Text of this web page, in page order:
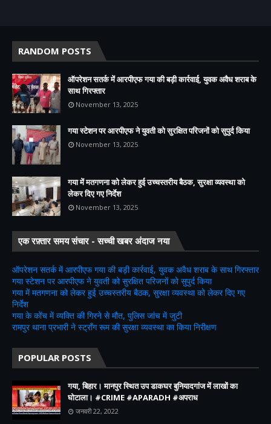
RANDOM POSTS
ऑपरेशन सतर्क में आरपीएफ गया की बड़ी कार्रवाई, युवक अवैध शराब के
साथ गिरफ्तार
November 13, 2025
गया स्टेशन पर आरपीएफ ने युवती को सुरक्षित परिजनों को सुपुर्द किया
November 13, 2025
गया में मतगणना को लेकर हुई उच्चस्तरीय बैठक, सुरक्षा व्यवस्था को
लेकर दिए गए निर्देश
November 13, 2025
एक रफ़्तार समय संचार - सच्ची खबर अंदाज नया
ऑपरेशन सतर्क में आरपीएफ गया की बड़ी कार्रवाई, युवक अवैध शराब के साथ गिरफ्तार
गया स्टेशन पर आरपीएफ ने युवती को सुरक्षित परिजनों को सुपुर्द किया
गया में मतगणना को लेकर हुई उच्चस्तरीय बैठक, सुरक्षा व्यवस्था को लेकर दिए गए
निर्देश
गया के कोंच में व्यक्ति की गिरने से मौत, पुलिस जांच में जुटी
रामपुर थाना प्रभारी ने स्ट्रॉंग रूम की सुरक्षा व्यवस्था का किया निरीक्षण
POPULAR POSTS
गया, बिहार। मानपुर स्थित उप डाकघर बुनियादगांज में लाखों का
घोटाला। #CRIME #APARADH #अपराध
जनवरी 22, 2022